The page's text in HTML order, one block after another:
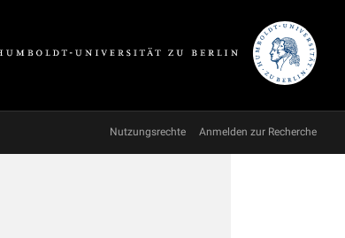
Nutzungsrechte Anmelden zur Recherche